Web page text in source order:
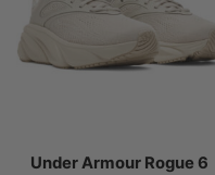
Under Armour Rogue 6